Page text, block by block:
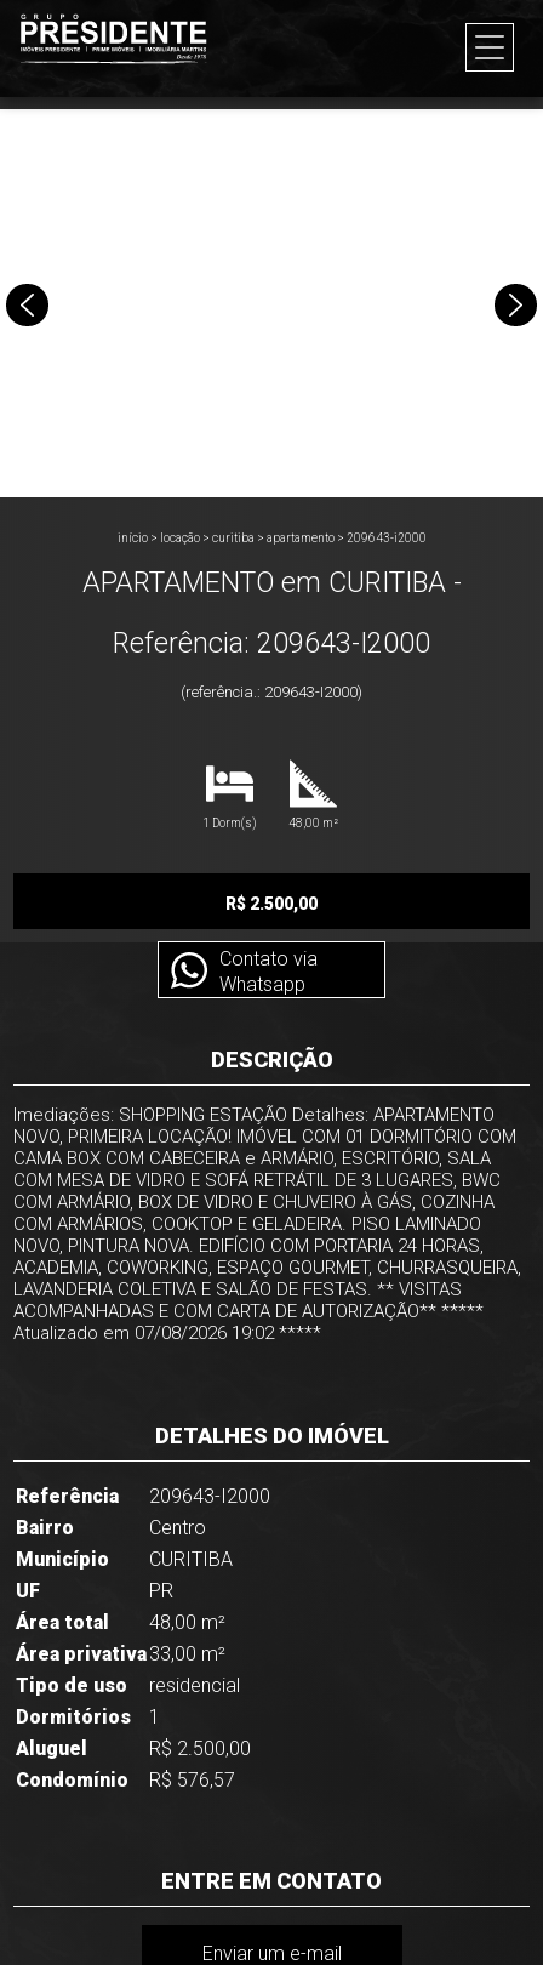
início> locação> curitiba > apartamento> 209643-i2000
APARTAMENTO em CURITIBA -
Referência: 209643-I2000
(referência.: 209643-I2000)
1 Dorm(s) 48,00 m²
R$ 2.500,00
Contato via
Whatsapp
DESCRIÇÃO
Imediações: SHOPPING ESTAÇÃO Detalhes: APARTAMENTO
NOVO, PRIMEIRA LOCAÇÃO! IMÓVEL COM 01 DORMITÓRIO COM
CAMA BOX COM CABECEIRA e ARMÁRIO, ESCRITÓRIO, SALA
COM MESA DE VIDRO E SOFÁ RETRÁTIL DE 3 LUGARES, BWC
COM ARMÁRIO, BOX DE VIDRO E CHUVEIRO À GÁS, COZINHA
COM ARMÁRIOS, COOKTOP E GELADEIRA. PISO LAMINADO
NOVO, PINTURA NOVA. EDIFÍCIO COM PORTARIA 24 HORAS,
ACADEMIA, COWORKING, ESPAÇO GOURMET, CHURRASQUEIRA,
LAVANDERIA COLETIVA E SALÃO DE FESTAS. ** VISITAS
ACOMPANHADAS E COM CARTA DE AUTORIZAÇÃO** *****
Atualizado em 07/08/2026 19:02 *****
DETALHES DO IMÓVEL
Referência
209643-I2000
Bairro
Centro
Município
CURITIBA
UF
PR
Área total
48,00 m²
Área privativa33,00 m²
Tipo de uso
residencial
Dormitórios
1
Aluguel
R$ 2.500,00
Condomínio
R$ 576,57
ENTRE EM CONTATO
Enviar um e-mail